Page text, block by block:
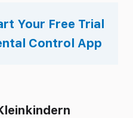
Your Free Trial
Control App